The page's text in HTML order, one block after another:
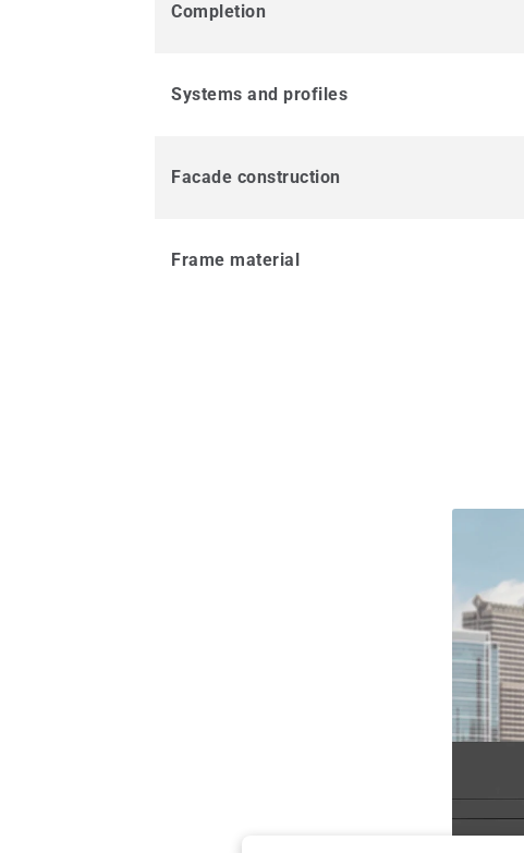
Completion
Systems and profiles
Facade construction
Frame material